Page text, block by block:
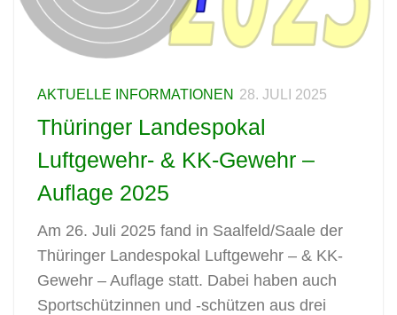
AKTUELLE INFORMATIONEN 28. JULI 2025
Thüringer Landespokal
Luftgewehr- & KK-Gewehr –
Auflage 2025
Am 26. Juli 2025 fand in Saalfeld/Saale der
Thüringer Landespokal Luftgewehr – & KK-
Gewehr – Auflage statt. Dabei haben auch
Sportschützinnen und -schützen aus drei